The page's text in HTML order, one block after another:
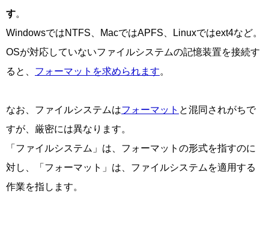
す。
WindowsではNTFS、MacではAPFS、Linuxではext4など。
OSが対応していないファイルシステムの記憶装置を接続す
ると、 フォーマットを求められます。
なお、ファイルシステムはフォーマット と混同されがちで
すが、厳密には異なります。
「ファイルシステム」は、フォーマットの形式を指すのに
対し、「フォーマット」は、ファイルシステムを適用する
作業を指します。